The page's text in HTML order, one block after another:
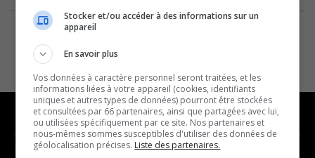
NOUVELLES MUSIQUE
Stocker et/ou accéder à des informations sur un
appareil
En savoir plus
Vos données à caractère personnel seront traitées, et les
informations liées à votre appareil (cookies, identifiants
uniques et autres types de données) pourront être stockées
et consultées par 66 partenaires, ainsi que partagées avec lui,
ou utilisées spécifiquement par ce site. Nos partenaires et
nous-mêmes sommes susceptibles d'utiliser des données de
géolocalisation précises. Liste des partenaires.